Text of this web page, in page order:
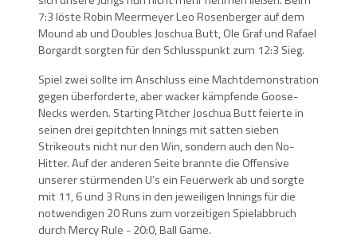
7:3 löste Robin Meermeyer Leo Rosenberger auf dem
Mound ab und Doubles Joschua Butt, Ole Graf und Rafael
Borgardt sorgten für den Schlusspunkt zum 12:3 Sieg.
Spiel zwei sollte im Anschluss eine Machtdemonstration
gegen überforderte, aber wacker kämpfende Goose-
Necks werden. Starting Pitcher Joschua Butt feierte in
seinen drei gepitchten Innings mit satten sieben
Strikeouts nicht nur den Win, sondern auch den No-
Hitter. Auf der anderen Seite brannte die Offensive
unserer stürmenden U’s ein Feuerwerk ab und sorgte
mit 11, 6 und 3 Runs in den jeweiligen Innings für die
notwendigen 20 Runs zum vorzeitigen Spielabbruch
durch Mercy Rule - 20:0, Ball Game.